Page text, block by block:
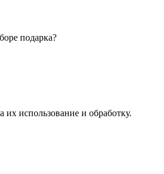
подарка?
использование и обработку.